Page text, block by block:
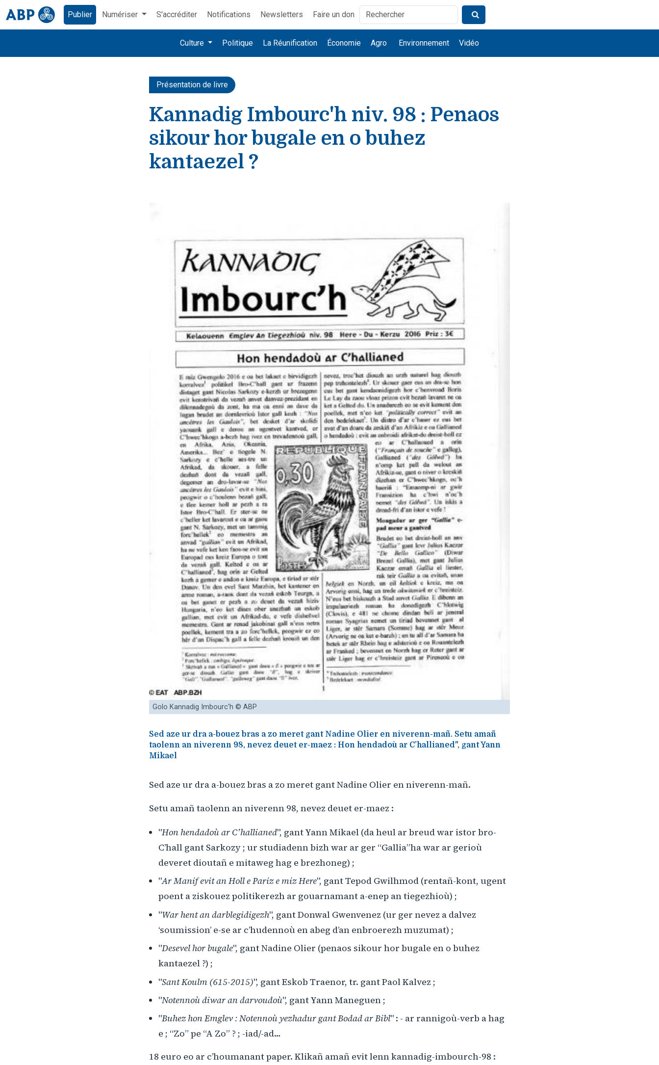
Publier Numériser S'accréditer Notifications Newsletters Faire un don
Culture Politique La Réunification Économie Agro Environnement Vidéo
Présentation de livre
Kannadig Imbourc'h niv. 98 : Penaos
sikour hor bugale en o buhez
kantaezel ?
Golo Kannadig Imbourc'h © ABP
Sed aze ur dra a-bouez bras a zo meret gant Nadine Olier en niverenn-mañ. Setu amañ
taolenn an niverenn 98, nevez deuet er-maez : Hon hendadoù ar C’hallianed", gant Yann
Mikael
Sed aze ur dra a-bouez bras a zo meret gant Nadine Olier en niverenn-mañ.
Setu amañ taolenn an niverenn 98, nevez deuet er-maez :
"Hon hendadoù ar C’hallianed", gant Yann Mikael (da heul ar breud war istor bro-
C’hall gant Sarkozy ; ur studiadenn bizh war ar ger “Gallia”ha war ar gerioù
deveret dioutañ e mitaweg hag e brezhoneg) ;
"Ar Manif evit an Holl e Pariz e miz Here", gant Tepod Gwilhmod (rentañ-kont, ugent
poent a ziskouez politikerezh ar gouarnamant a-enep an tiegezhioù) ;
"War hent an darblegidigezh", gant Donwal Gwenvenez (ur ger nevez a dalvez
‘soumission’ e-se ar c’hudennoù en abeg d’an enbroerezh muzumat) ;
"Desevel hor bugale", gant Nadine Olier (penaos sikour hor bugale en o buhez
kantaezel ?) ;
"Sant Koulm (615-2015)", gant Eskob Traenor, tr. gant Paol Kalvez ;
"Notennoù diwar an darvoudoù", gant Yann Maneguen ;
"Buhez hon Emglev : Notennoù yezhadur gant Bodad ar Bibl" : - ar rannigoù-verb a hag
e ; “Zo” pe “A Zo” ? ; -iad/-ad…
18 euro eo ar c’houmanant paper. Klikañ amañ evit lenn kannadig-imbourch-98 :